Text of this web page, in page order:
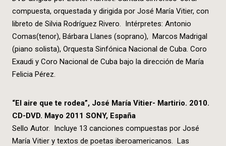
compuesta, orquestada y dirigida por José María Vitier, con
libreto de Silvia Rodríguez Rivero. Intérpretes: Antonio
Comas(tenor), Bárbara Llanes (soprano), Marcos Madrigal
(piano solista), Orquesta Sinfónica Nacional de Cuba. Coro
Exaudi y Coro Nacional de Cuba bajo la dirección de María
Felicia Pérez.
“El aire que te rodea”, José María Vitier- Martirio. 2010.
CD-DVD. Mayo 2011 SONY, España
Sello Autor. Incluye 13 canciones compuestas por José
María Vitier y textos de poetas iberoamericanos. Las